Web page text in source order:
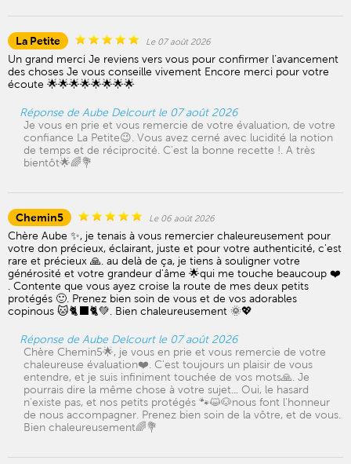
La Petite Le 07 août 2026
Un grand merci Je reviens vers vous pour confirmer l’avancement
des choses Je vous conseille vivement Encore merci pour votre
écoute 🌟🌟🌟🌟🌟🌟🌟🌟
Réponse de Aube Delcourt le 07 août 2026
Je vous en prie et vous remercie de votre évaluation, de votre
confiance La Petite😉. Vous avez cerné avec lucidité la notion
de temps et de réciprocité. C'est la bonne recette !. A très
bientôt🌟🌈💐
Chemin5 Le 06 août 2026
Chère Aube ✨, je tenais à vous remercier chaleureusement pour
votre don précieux, éclairant, juste et pour votre authenticité, c'est
rare et précieux 🙏. au delà de ça, je tiens à souligner votre
générosité et votre grandeur d'âme 🌟qui me touche beaucoup ❤️
. Contente que vous ayez croise la route de mes deux petits
protégés 🙂. Prenez bien soin de vous et de vos adorables
copinous 🐱🐈‍⬛🐈💚. Bien chaleureusement 🌞💖
Réponse de Aube Delcourt le 07 août 2026
Chère Chemin5🌟, je vous en prie et vous remercie de votre
chaleureuse évaluation❤️. C'est toujours un plaisir de vous
entendre, et je suis infiniment touchée de vos mots🙏. Je
pourrais dire la même chose à votre sujet... Oui, le hasard
n'existe pas, et nos petits protégés 🐾😺🐶nous font l'honneur
de nous accompagner. Prenez bien soin de la vôtre, et de vous.
Bien chaleureusement🌈💐